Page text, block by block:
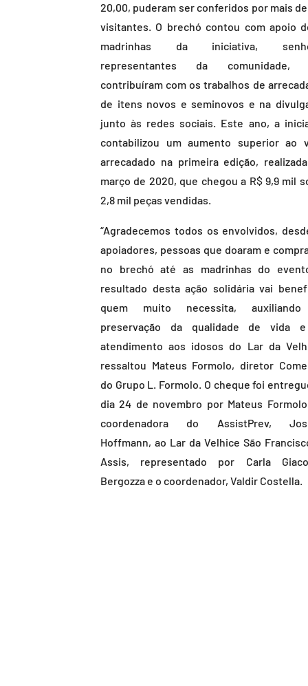
20,00, puderam ser conferidos por mais
visitantes. O brechó contou com apoio
madrinhas da iniciativa,
representantes da comunidade,
contribuíram com os trabalhos de
de itens novos e seminovos e na
junto às redes sociais. Este ano, a
contabilizou um aumento superior ao
arrecadado na primeira edição,
março de 2020, que chegou a R$ 9,9 mil
2,8 mil peças vendidas.
“Agradecemos todos os envolvidos,
apoiadores, pessoas que doaram e
no brechó até as madrinhas do
resultado desta ação solidária vai
quem muito necessita,
preservação da qualidade de vida
atendimento aos idosos do Lar da
ressaltou Mateus Formolo, diretor
do Grupo L. Formolo. O cheque foi
dia 24 de novembro por Mateus
coordenadora do AssistPrev,
Hoffmann, ao Lar da Velhice São
Assis, representado por Carla
Bergozza e o coordenador, Valdir Costella.